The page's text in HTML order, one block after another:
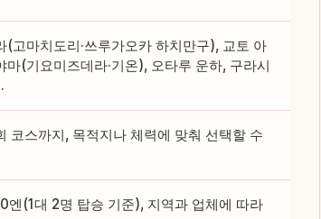
고마치도리·쓰루가오카 하치만구), 교토 아
(기요미즈데라·기온), 오타루 운하, 구라시
스까지, 목적지나 체력에 맞춰 선택할 수
(1대 2명 탑승 기준), 지역과 업체에 따라